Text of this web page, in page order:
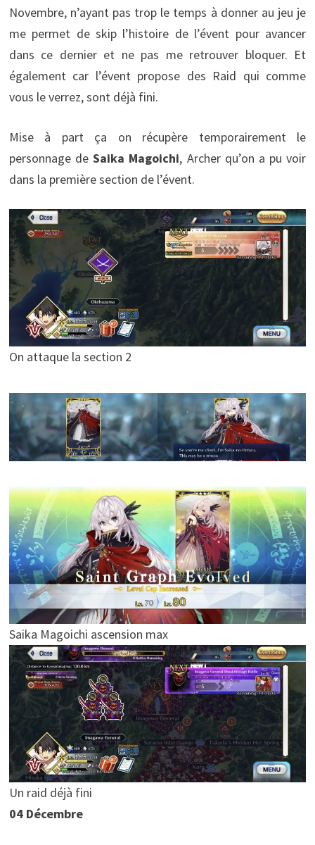
Novembre, n’ayant pas trop le temps à donner au jeu je
me permet de skip l’histoire de l’évent pour avancer
dans ce dernier et ne pas me retrouver bloquer. Et
également car l’évent propose des Raid qui comme
vous le verrez, sont déjà fini.
Mise à part ça on récupère temporairement le
personnage deSaika Magoichi, Archer qu’on a pu voir
dans la première section de l’évent.
On attaque la section 2
Saika Magoichi ascension max
Un raid déjà fini
04 Décembre